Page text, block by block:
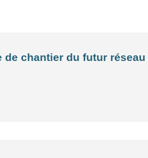
de chantier du futur